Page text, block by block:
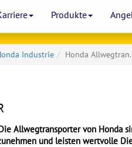
Produkte
Industrie Honda
Allwegtransporter von Honda
und leisten wertvolle